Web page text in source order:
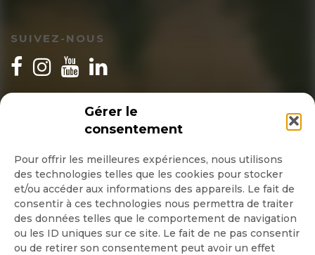
Gérer le
consentement
Pour offrir les meilleures expériences, nous utilisons
des technologies telles que les cookies pour stocker
et/ou accéder aux informations des appareils. Le fait de
consentir à ces technologies nous permettra de traiter
des données telles que le comportement de navigation
ou les ID uniques sur ce site. Le fait de ne pas consentir
ou de retirer son consentement peut avoir un effet
SUIVEZ-NOUS
INSCRIPTION NEWSLETTER
Quotidienne
Hebdo
OK